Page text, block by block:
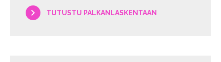
TUTUSTU PALKANLASKENTAAN